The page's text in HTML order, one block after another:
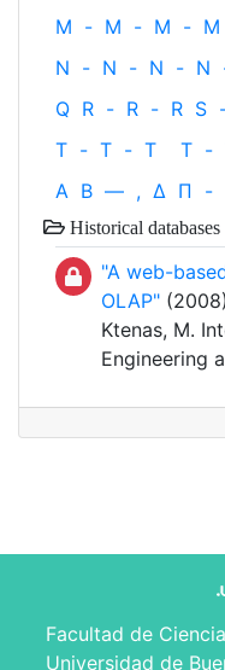
M - M - M - M
N - N - N - N
Q R - R - R S
T - T - T T -
Α Β — , Δ Π -
Historical databases
"A web-
OLAP"
Ktenas, M.
Engineering
Facultad de
Universidad de